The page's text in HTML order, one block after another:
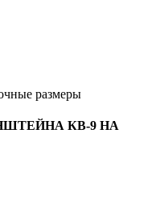
размеры
КВ-9 НА